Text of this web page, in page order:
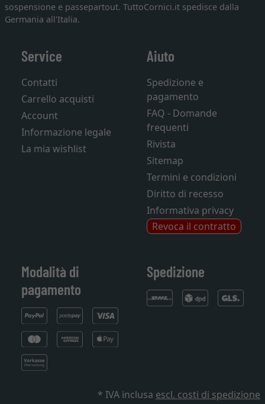
sospensione e passepartout. TuttoCornici.it spedisce dalla
Germania all'Italia.
Service
Contatti
Carrello acquisti
Account
Informazione legale
La mia wishlist
Aiuto
Spedizione e
pagamento
FAQ - Domande
frequenti
Rivista
Sitemap
Termini e condizioni
Diritto di recesso
Informativa privacy
Revoca il contratto
Modalità di
pagamento
Spedizione
* IVA inclusa escl. costi di spedizione